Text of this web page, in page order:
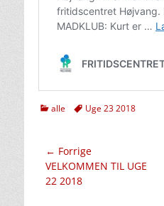
kategorier
alle TagsUge 23 2018
Indlægsnavigation
← Forrige
Forrige
indlæg:
VELKOMMEN TIL UGE
22 2018